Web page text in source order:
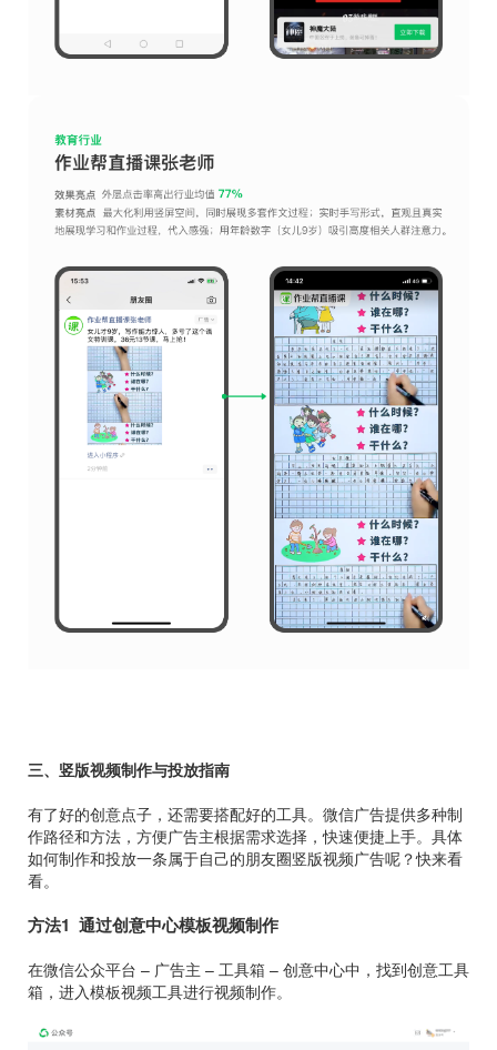
三、竖版视频制作与投放指南
有了好的创意点子，还需要搭配好的工具。微信广告提供多种制
作路径和方法，方便广告主根据需求选择，快速便捷上手。具体
如何制作和投放一条属于自己的朋友圈竖版视频广告呢？快来看
看。
方法1 通过创意中心模板视频制作
在微信公众平台 – 广告主 – 工具箱 – 创意中心中，找到创意工具
箱，进入模板视频工具进行视频制作。